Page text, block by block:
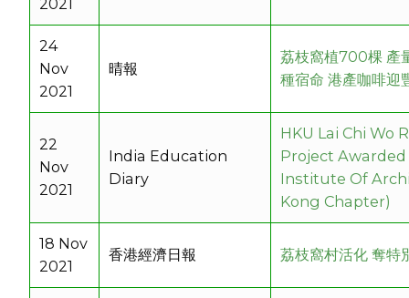
2021
24
Nov
2021
晴報
荔枝窩植700棵 產
種宿命 港產咖啡迎
22
Nov
2021
India Education
Diary
HKU Lai Chi Wo
Project
Institute Of
Kong Chapter)
18 Nov
2021
香港經濟日報 荔枝窩村活化 奪特